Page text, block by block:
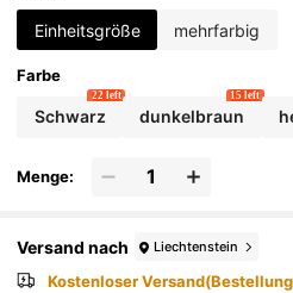
Einheitsgröße mehrfarbig
Farbe
Schwarz
22 left
dunkelbraun
15 left
Menge:
Versand nach Liechtenstein
Kostenloser